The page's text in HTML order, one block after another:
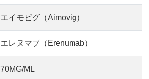
エイモビグ（Aimovig）
エレヌマブ（Erenumab）
70MG/ML